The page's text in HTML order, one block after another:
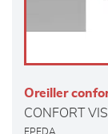
Oreiller
CONFORT
EPEDA